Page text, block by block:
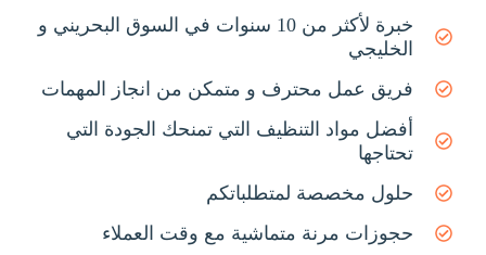
خبرة لأكثر من 10 سنوات في السوق البحريني و
الخليجي
فريق عمل محترف و متمكن من انجاز المهمات
أفضل مواد التنظيف التي تمنحك الجودة التي
تحتاجها
حلول مخصصة لمتطلباتكم
حجوزات مرنة متماشية مع وقت العملاء